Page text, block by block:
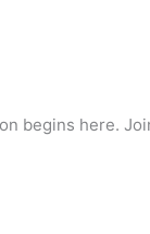
begins here.